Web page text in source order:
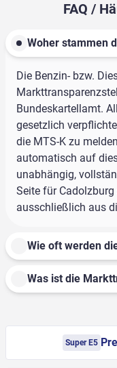
FAQ /
Woher stammen
Die Benzin- bzw.
Bundeskartellamt.
gesetzlich
die MTS-K zu
automatisch auf
unabhängig,
Seite für
ausschließlich aus
Wie oft werden
Was ist die
Super E5